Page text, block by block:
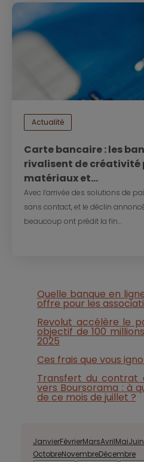
Actualité
Carte bancaire : les
rivalisent de créativité
matériaux et...
Avec l’arrivée des solutions de
sans contact, et le déclin
beaucoup ont prédit la fin...
Quelle banque en
offre pour les
Revolut accélère le
objectif de 100
2025
Ces frais que vous
Transfert du contrat
vers Boursorama : à
de ce mois de juillet ?
JanvierFévrierMarsAvrilMaiJuin
OctobreNovembreDécembre